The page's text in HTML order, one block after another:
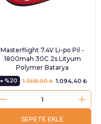
Masterflight 7.4V Li-po Pil -
1800mah 30C 2s Lityum
Polymer Batarya
%20 1.094,40 ₺
1.368,00 ₺
SEPETE EKLE